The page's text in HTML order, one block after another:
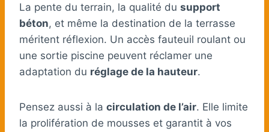
La pente du terrain, la qualité du support
béton, et même la destination de la terrasse
méritent réflexion. Un accès fauteuil roulant ou
une sortie piscine peuvent réclamer une
adaptation du réglage de la hauteur.
Pensez aussi à la circulation de l’air. Elle limite
la prolifération de mousses et garantit à vos